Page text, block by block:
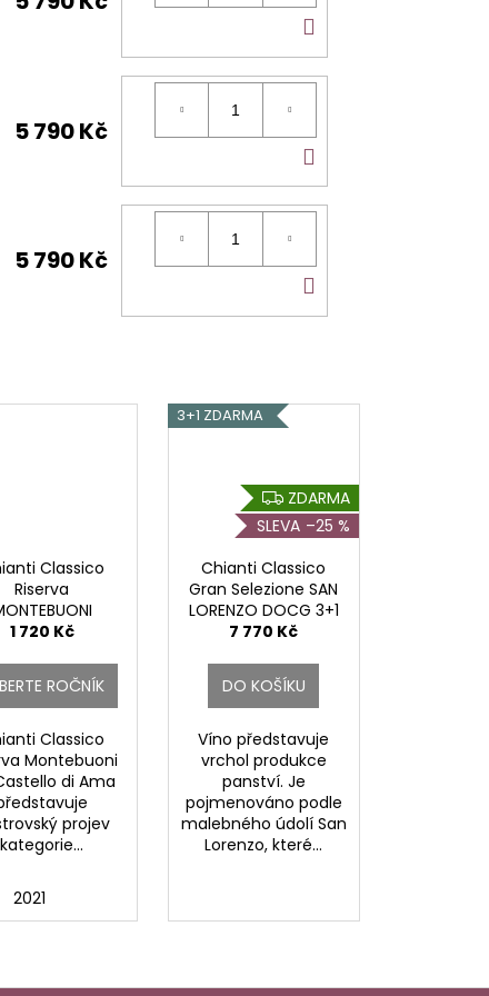
KOŠÍKU
5 790 Kč
KOŠÍKU
5 790 Kč
KOŠÍKU
Classico
Riserva
DOCG.
1 720 Kč
ROČNÍK
Classico
Montebuoni
di Ama
projev
kategorie...
2021
3+1 ZDARMA
Z
D
A
R
M
A
ZDARMA
–25 %
Chianti Classico
Gran Selezione SAN
LORENZO DOCG 3+1
7 770 Kč
DO KOŠÍKU
Víno představuje
vrchol produkce
panství. Je
pojmenováno podle
malebného údolí San
Lorenzo, které...